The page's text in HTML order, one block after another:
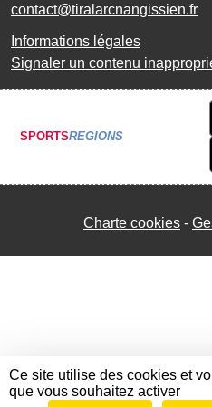
contact@tiralarcnangissien.fr
Informations légales
Signaler un contenu
SPORTSREGIONS
Charte cookies
Ce site utilise des cookies et
que vous souhaitez activer